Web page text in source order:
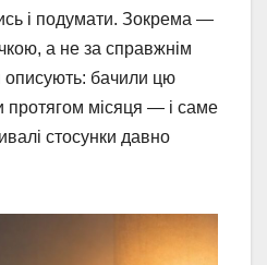
і подумати. Зокрема —
а не за справжнім
описують: бачили цю
протягом місяця — і саме
стосунки давно